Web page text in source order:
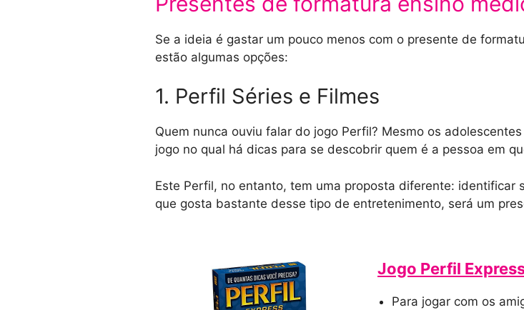
Se a ideia é gastar um pouco menos com o presente de
estão algumas opções:
1. Perfil Séries e Filmes
Quem nunca ouviu falar do jogo Perfil? Mesmo os
jogo no qual há dicas para se descobrir quem é a pessoa em
Este Perfil, no entanto, tem uma proposta diferente: identificar
que gosta bastante desse tipo de entretenimento, será um
Jogo Perfil
Para jogar com os